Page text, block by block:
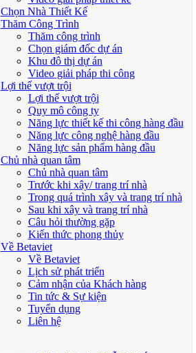
Chọn Nhà Thiết Kế
Thăm Công Trình
Thăm công trình
Chọn giám đốc dự án
Khu đô thị dự án
Video giải pháp thi công
Lợi thế vượt trội
Lợi thế vượt trội
Quy mô công ty
Năng lực thiết kế thi công hàng đầu
Năng lực công nghệ hàng đầu
Năng lực sản phẩm hàng đầu
Chủ nhà quan tâm
Chủ nhà quan tâm
Trước khi xây/ trang trí nhà
Trong quá trình xây và trang trí nhà
Sau khi xây và trang trí nhà
Câu hỏi thường gặp
Kiến thức phong thủy
Về Betaviet
Về Betaviet
Lịch sử phát triển
Cảm nhận của Khách hàng
Tin tức & Sự kiện
Tuyển dụng
Liên hệ